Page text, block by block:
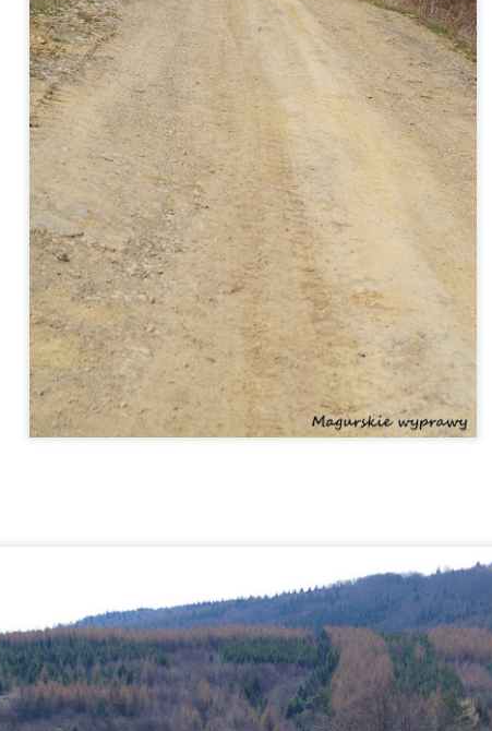
Was dzisiaj do Zagrody Etnograficznej w Rogach, gdzie w
100-letniej chałupie urządzono miniaturowy skansen.
Wiśniowa. Dwór, celebryta - dąb Józef i historia rodu
Mycielskich
Wiśniowa leży przy drodze, którą wielu jedzie w stronę
Samochody przemykają tu bez zatrzymania, a kierowcy
zerkają w bok. A szkoda, bo na skarpie, nieco powyżej szosy,
się miejsce, które od wieków spogląda na mijających je
Pałac Mycielskich, otoczony parkiem i starymi drzewami,
nie tylko zabytek, to miejsce, które wciąż żyje. Po rewitalizacji
oficyna stała się centrum wystaw i wydarzeń kulturalnych.
Pomnik w Lesie Grabińskim. Historia egzekucji z 1944 roku
Zaczęliśmy naszą wędrówkę w Iwoniczu Zdroju - miejsca pełnego
gwaru, kuracjuszy i letników. A wystarczy kilkanaście minut
by zagłębić się w beskidzką przyrodę i nacieszyć oczy
okolicznych wzgórz. Naszym celem jest Las Grabiński -
gdzie Niemcy rozstrzelali w 1944 roku 72 osoby... Myślę, że to
warto znać i odwiedzić chociaż raz...
Dojazd do Desznicy prowadzi boczną drogą od strony Kątów. Nie
ma tutaj szyldów, zaplecza gastronomicznego, nie ma nawet
I bardzo dobrze! Mijamy cerkiew, mijamy domy, aż w końcu
dróżką trafiamy na wyznaczony parking przy rozwidleniu dróg.
jego pobliżu znajduje się grodzisko Walik. Nie zapomnijcie o nim, w
za widokami - nam się to zdarzyło.